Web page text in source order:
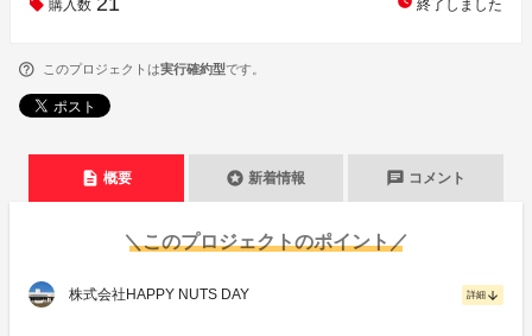
購入数 終了しました
このプロジェクトは実行確約型です。
description 概要 stars 新着情報 chat コメント
＼このプロジェクトのポイント／
株式会社HAPPY NUTS DAY 詳細 arrow_downward